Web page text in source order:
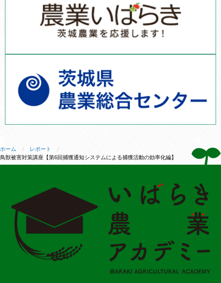
ホーム
レポート
鳥獣被害対策講座【第6回捕獲通知システムによる捕獲活動の効率化編】